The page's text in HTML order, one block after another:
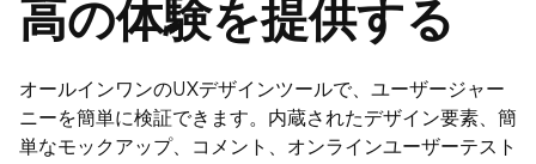
高の体験を提供する
オールインワンのUXデザインツールで、ユーザージャー
ニーを簡単に検証できます。内蔵されたデザイン要素、簡
単なモックアップ、コメント、オンラインユーザーテスト